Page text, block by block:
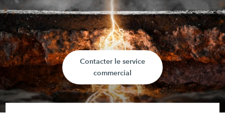
Contacter le service
commercial